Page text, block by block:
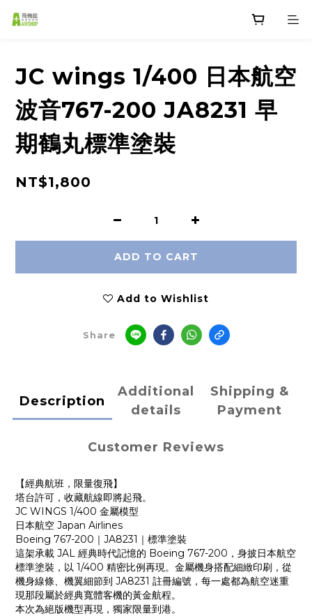
JC wings 1/400 日本航空
波音767-200 JA8231 早
期鶴丸標準塗裝
NT$1,800
ADD TO CART
Add to Wishlist
Share
Description
Additional
details
Shipping &
Payment
Customer Reviews
【經典航班，限量復飛】
塔台許可，收藏航線即將起飛。
JC WINGS 1/400 金屬模型
日本航空 Japan Airlines
Boeing 767-200｜JA8231｜標準塗裝
這架承載 JAL 經典時代記憶的 Boeing 767-200，身披日本航空
標準塗裝，以 1/400 精密比例再現。金屬機身搭配細緻印刷，從
機身線條、機翼細節到 JA8231 註冊編號，每一處都為航空迷重
現那段屬於經典寬體客機的黃金航程。
本次為絕版機型再現，獨家限量到港。